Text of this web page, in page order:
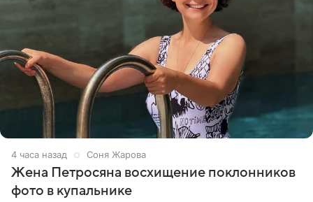
4 часа назад Соня Жарова
Жена Петросяна восхищение поклонников
фото в купальнике